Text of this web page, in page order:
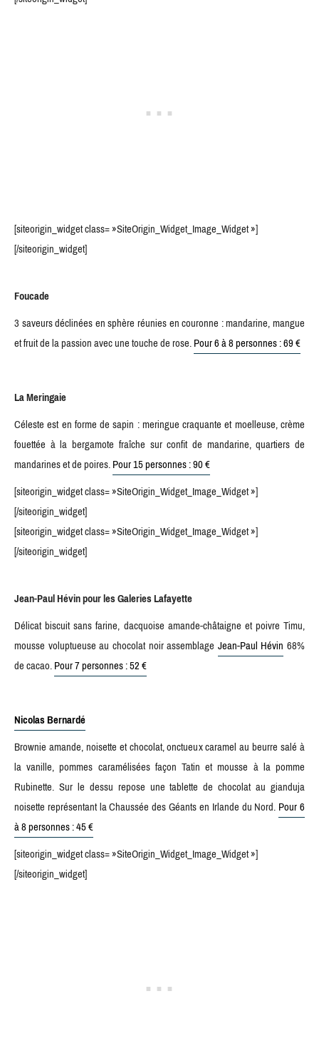
[siteorigin_widget class= »SiteOrigin_Widget_Image_Widget »]
[/siteorigin_widget]
Foucade
3 saveurs déclinées en sphère réunies en couronne : mandarine, mangue
et fruit de la passion avec une touche de rose.Pour 6 à 8 personnes : 69 €
La Meringaie
Céleste est en forme de sapin : meringue craquante et moelleuse, crème
fouettée à la bergamote fraîche sur confit de mandarine, quartiers de
mandarines et de poires.Pour 15 personnes : 90 €
[siteorigin_widget class= »SiteOrigin_Widget_Image_Widget »]
[/siteorigin_widget]
[siteorigin_widget class= »SiteOrigin_Widget_Image_Widget »]
[/siteorigin_widget]
Jean-Paul Hévin pour les Galeries Lafayette
Délicat biscuit sans farine, dacquoise amande-châtaigne et poivre Timu,
mousse voluptueuse au chocolat noir assemblage Jean-Paul Hévin 68%
de cacao.Pour 7 personnes : 52 €
Nicolas Bernardé
Brownie amande, noisette et chocolat, onctueux caramel au beurre salé à
la vanille, pommes caramélisées façon Tatin et mousse à la pomme
Rubinette. Sur le dessu repose une tablette de chocolat au gianduja
noisette représentant la Chaussée des Géants en Irlande du Nord.Pour 6
à 8 personnes : 45 €
[siteorigin_widget class= »SiteOrigin_Widget_Image_Widget »]
[/siteorigin_widget]